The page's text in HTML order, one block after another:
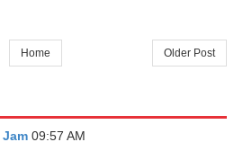
Older Post
Home
Jam 09:57 AM